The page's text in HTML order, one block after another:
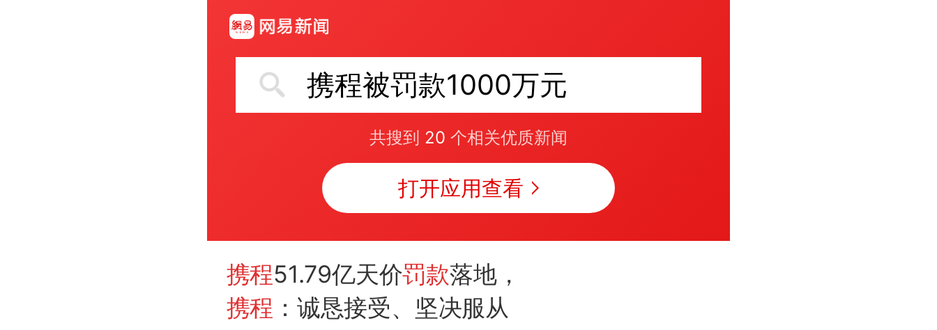
携程被罚款1000万元
共搜到 20 个相关优质新闻
打开应用查看
携程51.79亿天价罚款落地，
携程 ：诚恳接受、坚决服从